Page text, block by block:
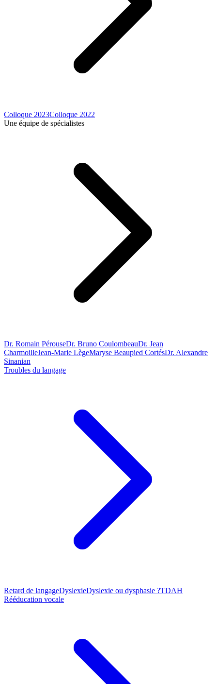
Colloque 2023Colloque 2022
Une équipe de spécialistes
Dr. Romain PérouseDr. Bruno CoulombeauDr. Jean
CharmoilleJean-Marie LègeMaryse Beaupied CortésDr. Alexandre
Sinanian
Troubles du langage
Retard de langageDyslexieDyslexie ou dysphasie ?TDAH
Rééducation vocale